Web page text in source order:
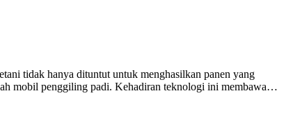
tidak hanya dituntut untuk menghasilkan panen yang
mobil penggiling padi. Kehadiran teknologi ini membawa…